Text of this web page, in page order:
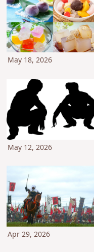
May 18, 2026
May 12, 2026
Apr 29, 2026